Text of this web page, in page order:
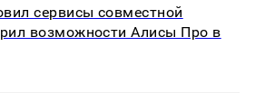
сервисы совместной
возможности Алисы Про в